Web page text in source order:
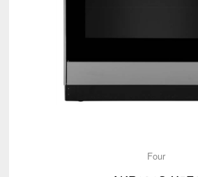
Four